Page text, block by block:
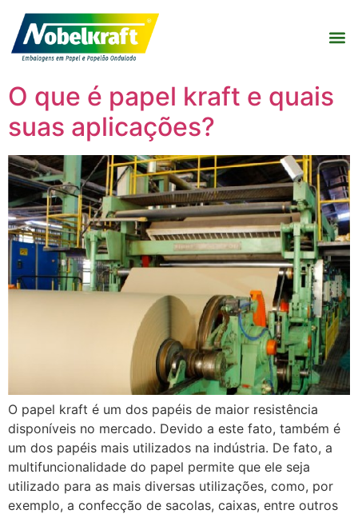
O que é papel kraft e quais
suas aplicações?
O papel kraft é um dos papéis de maior resistência
disponíveis no mercado. Devido a este fato, também é
um dos papéis mais utilizados na indústria. De fato, a
multifuncionalidade do papel permite que ele seja
utilizado para as mais diversas utilizações, como, por
exemplo, a confecção de sacolas, caixas, entre outros